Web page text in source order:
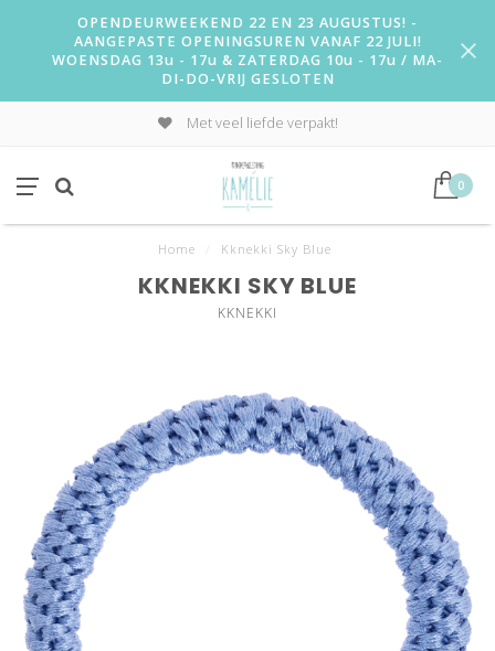
OPENDEURWEEKEND 22 EN 23 AUGUSTUS! -
AANGEPASTE OPENINGSUREN VANAF 22 JULI!
WOENSDAG 13u - 17u & ZATERDAG 10u - 17u / MA-
DI-DO-VRIJ GESLOTEN
Met veel liefde verpakt!
0
Home Kknekki Sky Blue
KKNEKKI SKY BLUE
KKNEKKI